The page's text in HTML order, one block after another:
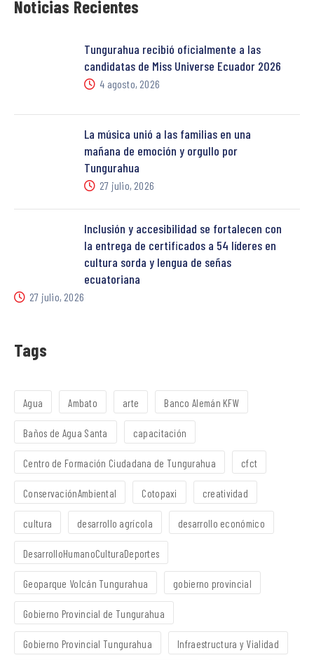
Noticias Recientes
Tungurahua recibió oficialmente a las
candidatas de Miss Universe Ecuador 2026
4 agosto, 2026
La música unió a las familias en una
mañana de emoción y orgullo por
Tungurahua
27 julio, 2026
Inclusión y accesibilidad se fortalecen con
la entrega de certificados a 54 líderes en
cultura sorda y lengua de señas
ecuatoriana
27 julio, 2026
Tags
Agua Ambato arte Banco Alemán KFW
Baños de Agua Santa capacitación
Centro de Formación Ciudadana de Tungurahua cfct
ConservaciónAmbiental Cotopaxi creatividad
cultura desarrollo agrícola desarrollo económico
DesarrolloHumanoCulturaDeportes
Geoparque Volcán Tungurahua gobierno provincial
Gobierno Provincial de Tungurahua
Gobierno Provincial Tungurahua Infraestructura y Vialidad